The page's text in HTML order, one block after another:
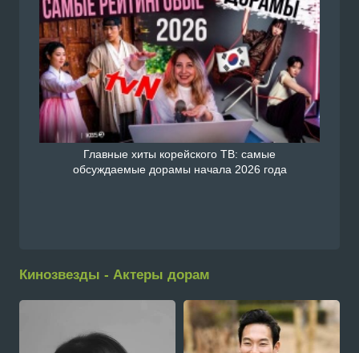
Главные хиты корейского ТВ: самые
обсуждаемые дорамы начала 2026 года
Кинозвезды - Актеры дорам